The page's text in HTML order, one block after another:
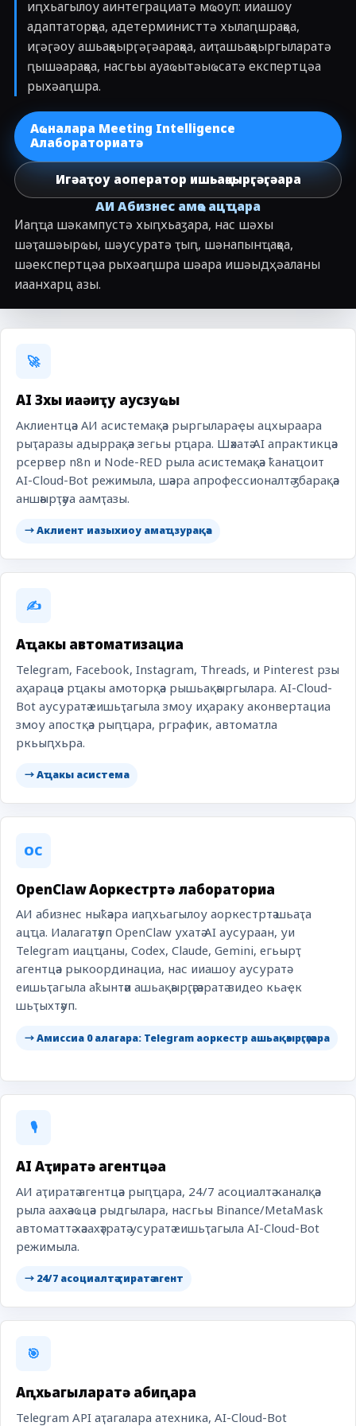
иԥхьагылоу аинтеграциатә мҩоуп: ииашоу
адаптаторқәа, адетерминисттә хылаԥшрақәа,
иӷәӷәоу ашьақәырӷәӷәарақәа, аиҭашьақәыргыларатә
ԥышәарақәа, насгьы ауаҩытәыҩсатә експертцәа
рыхәаԥшра.
Аҩналара Meeting Intelligence
Алабораториатә
Игәаҭоу аоператор ишьақәырӷәӷәара
АИ Абизнес амҩа ацҵара
Иаԥҵа шәкампустә хыԥхьаӡара, нас шәхы
шәҭашәырҩы, шәусуратә ҭыԥ, шәнапынҵақәа,
шәекспертцәа рыхәаԥшра шәара ишәыдҳәаланы
иаанхарц азы.
🚀
AI Зхы иақәиҭу аусзуҩы
Аклиентцәа АИ асистемақәа рыргылараҿы ацхыраара
рыҭаразы адыррақәа зегьы рҵара. Шәхатә AI апрактикцәа
рсервер n8n и Node-RED рыла асистемақәа ҟанаҵоит
AI-Cloud-Bot режимыла, шәара апрофессионалтә ӡбарақәа
аншәырҭәуа аамҭазы.
→ Аклиент иазыхиоу амаҵзурақәа
✍️
Аҵакы автоматизациа
Telegram, Facebook, Instagram, Threads, и Pinterest рзы
аҳарацәа рҵакы амоторқәа рышьақәыргылара. AI-Cloud-
Bot аусуратә еишьҭагыла змоу иҳараку аконвертациа
змоу апостқәа рыԥҵара, рграфик, автоматла
ркьыԥхьра.
→ Аҵакы асистема
OC
OpenClaw Аоркестртә лабораториа
АИ абизнес ныҟәара иаԥхьагылоу аоркестртә шьаҭа
ацҵа. Иалагатәуп OpenClaw ухатә AI аусураан, уи
Telegram иацҵаны, Codex, Claude, Gemini, егьырҭ
агентцәа рыкоординациа, нас ииашоу аусуратә
еишьҭагыла аҟынтәи ашьақәырӷәӷәаратә видео кьаҿк
шьҭыхтәуп.
→ Амиссиа 0 алагара: Telegram аоркестр ашьақәырӷәӷәара
🎙️
AI Аҭиратә агентцәа
АИ аҭиратә агентцәа рыԥҵара, 24/7 асоциалтә каналқәа
рыла аахәаҩцәа рыдгылара, насгьы Binance/MetaMask
автоматтә хәаахәҭратә усуратә еишьҭагыла AI-Cloud-Bot
режимыла.
→ 24/7 асоциалтә ҭиратә агент
🎯
Аԥхьагыларатә абиԥара
Telegram API аҭагалара атехника, AI-Cloud-Bot